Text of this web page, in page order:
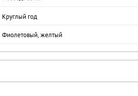
Круглый год
Фиолетовый, желтый